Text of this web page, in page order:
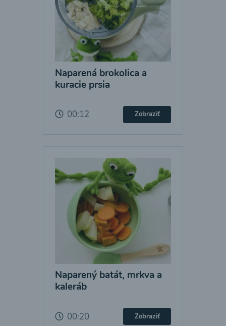
Naparená brokolica a
kuracie prsia
00:12 Zobraziť
Naparený batát, mrkva a
kaleráb
00:20 Zobraziť